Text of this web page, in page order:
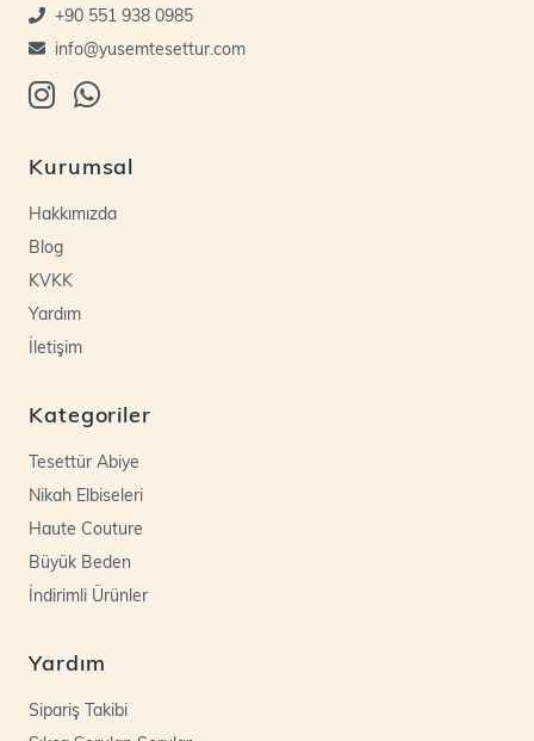
+90 551 938 0985
info@yusemtesettur.com
Kurumsal
Hakkımızda
Blog
KVKK
Yardım
İletişim
Kategoriler
Tesettür Abiye
Nikah Elbiseleri
Haute Couture
Büyük Beden
İndirimli Ürünler
Yardım
Sipariş Takibi